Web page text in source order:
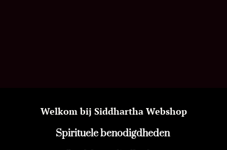
Welkom bij Siddhartha Webshop
Spirituele benodigdheden